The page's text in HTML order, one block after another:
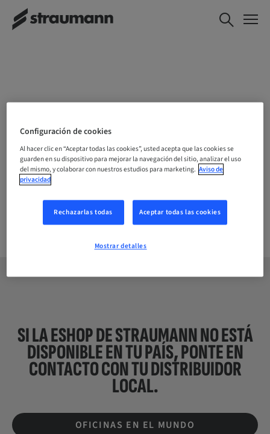
ELIJE TU UBICACIÓN
Empresa
SI LA ESHOP DE STRAUMANN NO ESTÁ
DISPONIBLE EN TU PAÍS, PONTE EN
CONTACTO CON TUDISTRIBUIDOR
LOCAL.
OFICINAS EN EL MUNDO
Configuración de cookies
Al hacer clic en “Aceptar todas las cookies”, usted acepta que las cookies se
guarden en su dispositivo para mejorar la navegación del sitio, analizar el uso
del mismo, y colaborar con nuestros estudios para marketing. Aviso de
privacidad
Rechazarlas todas Aceptar todas las cookies
Mostrar detalles